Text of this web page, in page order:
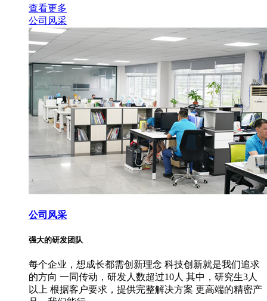
查看更多
公司风采
公司风采
强大的研发团队
每个企业，想成长都需创新理念 科技创新就是我们追求
的方向 一同传动，研发人数超过10人 其中，研究生3人
以上 根据客户要求，提供完整解决方案 更高端的精密产